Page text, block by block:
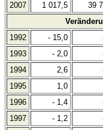
2007
1 017,5 39
1992
- 15,0
1993
- 2,0
1994
2,6
1995
1,0
1996
- 1,4
1997
- 1,2